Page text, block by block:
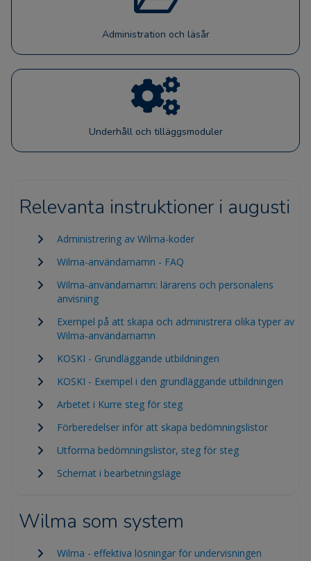
Administration och läsår
Underhåll och tilläggsmoduler
Relevanta instruktioner i augusti
Administrering av Wilma-koder
Wilma-användarnamn - FAQ
Wilma-användarnamn: lärarens och personalens
anvisning
Exempel på att skapa och administrera olika typer av
Wilma-användarnamn
KOSKI - Grundläggande utbildningen
KOSKI - Exempel i den grundläggande utbildningen
Arbetet i Kurre steg för steg
Förberedelser inför att skapa bedömningslistor
Utforma bedömningslistor, steg för steg
Schemat i bearbetningsläge
Wilma som system
Wilma - effektiva lösningar för undervisningen